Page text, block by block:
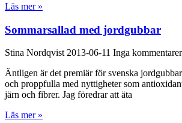
Läs mer »
Sommarsallad med jordgubbar
Stina Nordqvist 2013-06-11 Inga kommentarer
Äntligen är det premiär för svenska
och proppfulla med nyttigheter som
järn och fibrer. Jag föredrar att äta
Läs mer »